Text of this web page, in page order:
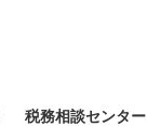
税務相談センター